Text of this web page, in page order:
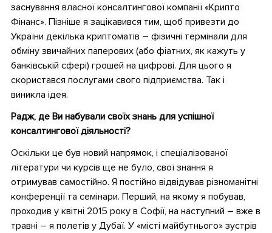
заснування власної консалтингової компанії «Крипто
Фінанс». Пізніше я зацікавився тим, щоб привезти до
України декілька криптоматів – фізичні термінали для
обміну звичайних паперових (або фіатних, як кажуть у
банківській сфері) грошей на цифрові. Для цього я
скористався послугами свого підприємства. Так і
виникла ідея.
Радж, де Ви набували своїх знань для успішної
консалтингової діяльності?
Оскільки це був новий напрямок, і спеціалізованої
літератури чи курсів ще не було, свої знання я
отримував самостійно. Я постійно відвідував різноманітні
конференції та семінари. Перший, на якому я побував,
проходив у квітні 2015 року в Софії, на наступний – вже в
травні – я полетів у Дубаї. У «місті майбутнього» зустрів